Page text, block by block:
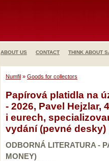
ABOUT US CONTACT THINK ABOUT
Numfil » Goods for collectors
Papírová platidla na
- 2026, Pavel Hejzlar,
i eurech,
vydání (pevné desky)
ODBORNÁ LITERATURA -
MONEY)